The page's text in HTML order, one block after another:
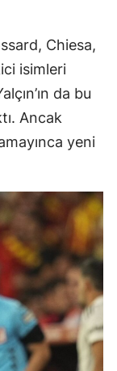
Chiesa,
isimleri
da bu
Ancak
yeni